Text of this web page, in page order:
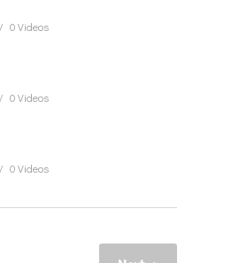
0 Videos
0 Videos
0 Videos